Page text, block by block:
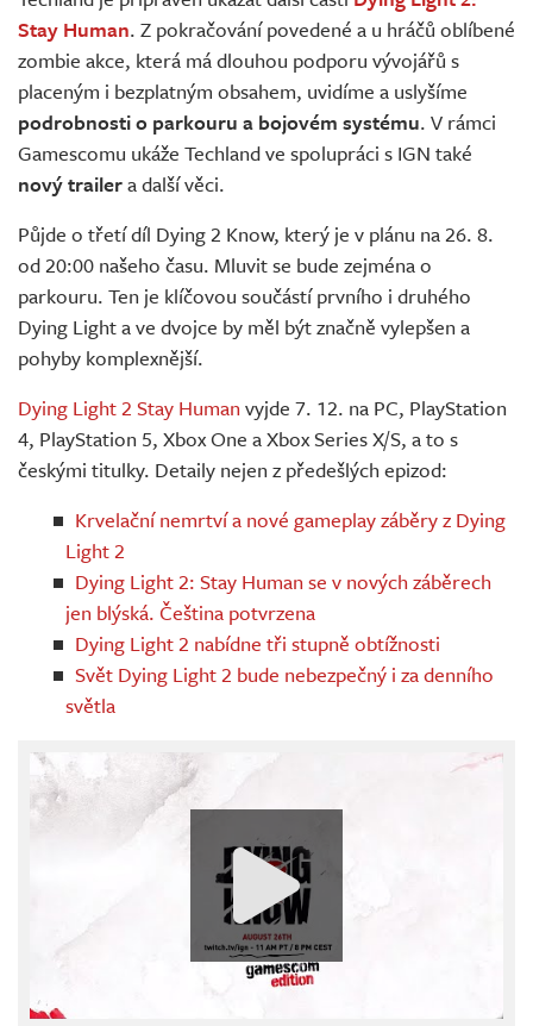
Živě
Stay Human. Z pokračování povedené a u hráčů oblíbené
zombie akce, která má dlouhou podporu vývojářů s
placeným i bezplatným obsahem, uvidíme a uslyšíme
podrobnosti o parkouru a bojovém systému. V rámci
Gamescomu ukáže Techland ve spolupráci s IGN také
nový trailera další věci.
Půjde o třetí díl Dying 2 Know, který je v plánu na 26. 8.
od 20:00 našeho času. Mluvit se bude zejména o
parkouru. Ten je klíčovou součástí prvního i druhého
Dying Light a ve dvojce by měl být značně vylepšen a
pohyby komplexnější.
Dying Light 2 Stay Human vyjde 7. 12. na PC, PlayStation
4, PlayStation 5, Xbox One a Xbox Series X/S, a to s
českými titulky. Detaily nejen z předešlých epizod:
Krvelační nemrtví a nové gameplay záběry z Dying
Light 2
Dying Light 2: Stay Human se v nových záběrech
jen blýská. Čeština potvrzena
Dying Light 2 nabídne tři stupně obtížnosti
Svět Dying Light 2 bude nebezpečný i za denního
světla